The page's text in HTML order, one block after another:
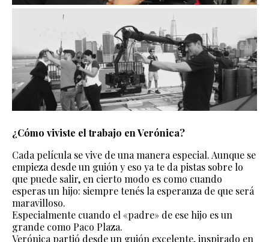
¿Cómo viviste el trabajo en Verónica?
Cada película se vive de una manera especial. Aunque se
empieza desde un guión y eso ya te da pistas sobre lo
que puede salir, en cierto modo es como cuando
esperas un hijo: siempre tenés la esperanza de que será
maravilloso.
Especialmente cuando el «padre» de ese hijo es un
grande como Paco Plaza.
Verónica partió desde un guión excelente, inspirado en